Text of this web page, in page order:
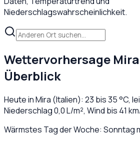
Niederschlagswahrscheinlichkeit.
Wettervorhersage Mira
Überblick
Heute inMira (Italien): 23 bis35°C,
Niederschlag0,0L/m², Wind bis 41
Wärmstes Tag der Woche: Sonntag